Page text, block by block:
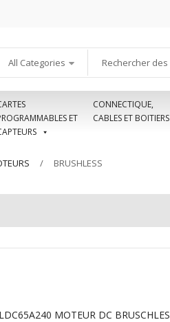
All Categories
ET
CONNECTIQUE,
CABLES ET BOITIERS
BRUSHLESS